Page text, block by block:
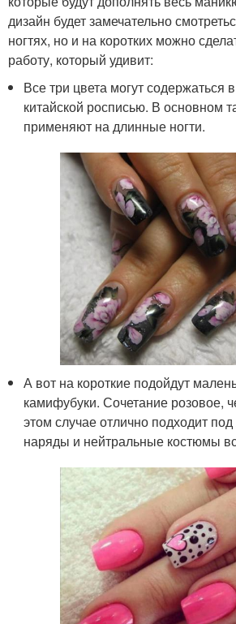
дизайн будет замечательно
ногтях, но и на коротких можно
работу, который удивит:
Все три цвета могут содержаться
китайской росписью. В основном
применяют на длинные ногти.
А вот на короткие подойдут
камифубуки. Сочетание розовое,
этом случае отлично подходит под
наряды и нейтральные костюмы